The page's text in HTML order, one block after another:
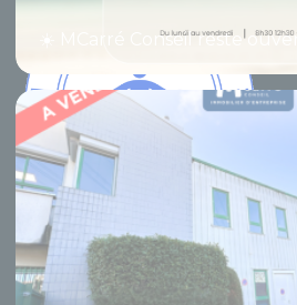
☀️ MCarré Conseil reste
RECHERCHER PAR